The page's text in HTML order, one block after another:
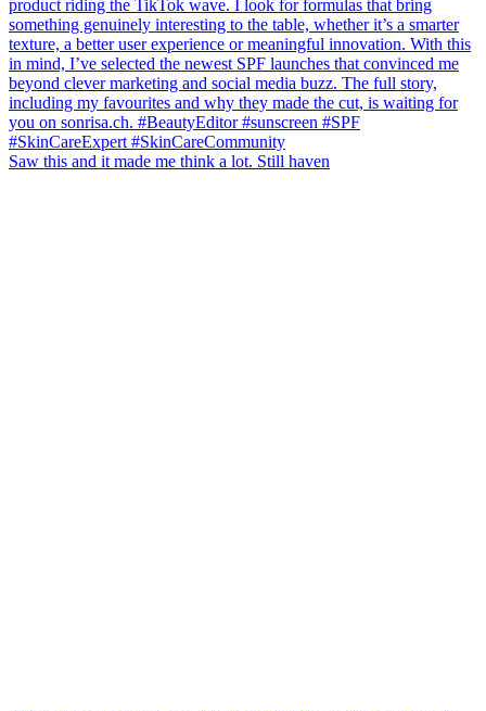
Saw this and it made me think a lot. Still haven